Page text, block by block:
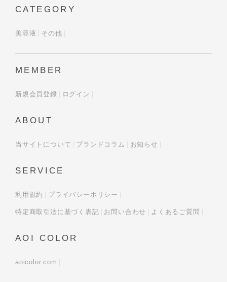
CATEGORY
美容液 その他
MEMBER
新規会員登録 ログイン
ABOUT
当サイトについて ブランドコラム お知らせ
SERVICE
利用規約 プライバシーポリシー
特定商取引法に基づく表記 お問い合わせ よくあるご質問
AOI COLOR
aoicolor.com